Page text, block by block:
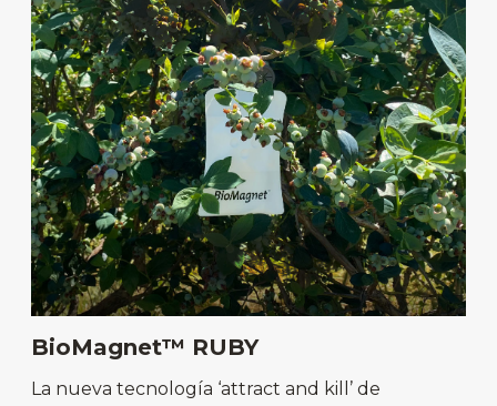
BioMagnet™ RUBY
La nueva tecnología ‘attract and kill’ de